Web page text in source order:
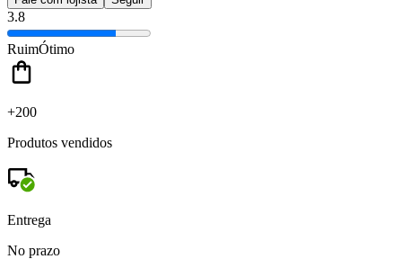
3.8
RuimÓtimo
+200
Produtos vendidos
Entrega
No prazo